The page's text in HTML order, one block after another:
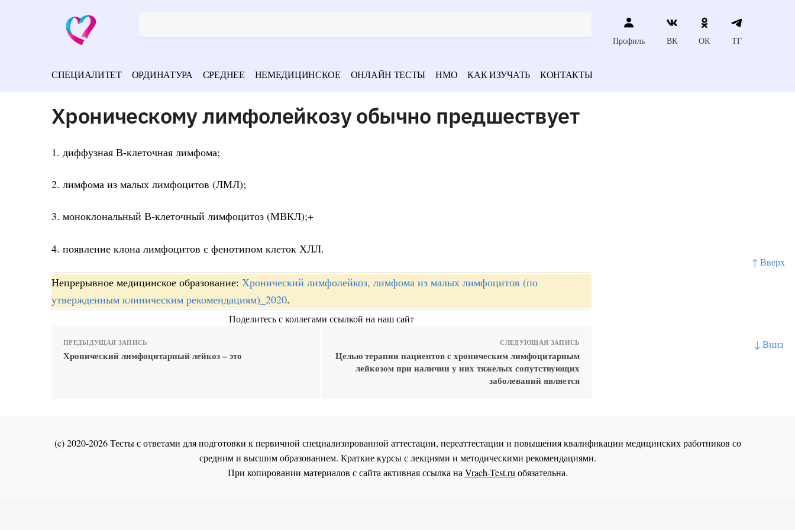
↑ Вверх
↓ Вниз
Профиль ВК ОК ТГ
СПЕЦИАЛИТЕТ ОРДИНАТУРА СРЕДНЕЕ НЕМЕДИЦИНСКОЕ ОНЛАЙН ТЕСТЫ НМО КАК ИЗУЧАТЬ КОНТАКТЫ
Хроническому лимфолейкозу обычно предшествует
1. диффузная В-клеточная лимфома;
2. лимфома из малых лимфоцитов (ЛМЛ);
3. моноклональный В-клеточный лимфоцитоз (МВКЛ);+
4. появление клона лимфоцитов с фенотипом клеток ХЛЛ.
Непрерывное медицинское образование: Хронический лимфолейкоз, лимфома из малых лимфоцитов (по
утвержденным клиническим рекомендациям)_2020.
Поделитесь с коллегами ссылкой на наш сайт
ПРЕДЫДУЩАЯ ЗАПИСЬ
Хронический лимфоцитарный лейкоз – это
СЛЕДУЮЩАЯ ЗАПИСЬ
Целью терапии пациентов с хроническим лимфоцитарным
лейкозом при наличии у них тяжелых сопутствующих
заболеваний является
(c) 2020-2026 Тесты с ответами для подготовки к первичной специализированной аттестации, переаттестации и повышения квалификации медицинских работников со
средним и высшим образованием. Краткие курсы с лекциями и методическими рекомендациями.
При копировании материалов с сайта активная ссылка наVrach-Test.ruобязательна.